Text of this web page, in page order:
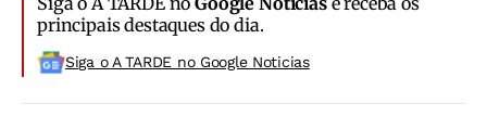
principais destaques do dia.
Siga o A TARDE no Google Noticias